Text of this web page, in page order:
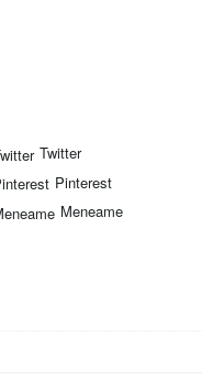
Twitter
Pinterest
Meneame